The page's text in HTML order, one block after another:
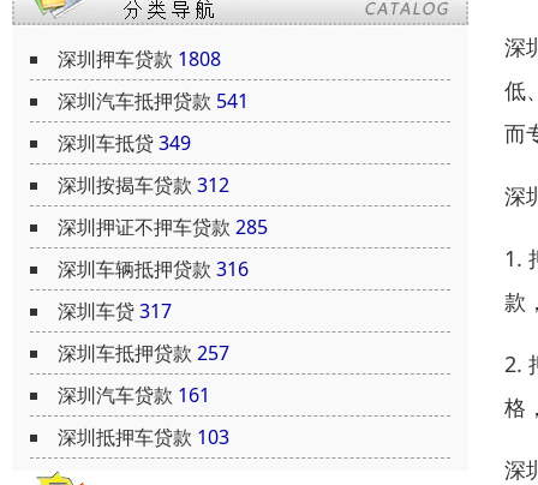
深圳押车贷款 1808
深圳汽车抵押贷款 541
深圳车抵贷349
深圳按揭车贷款 312
深圳押证不押车贷款 285
深圳车辆抵押贷款 316
深圳车贷317
深圳车抵押贷款 257
深圳汽车贷款 161
深圳抵押车贷款 103
深
低
而
深
1.
款
2.
格
深